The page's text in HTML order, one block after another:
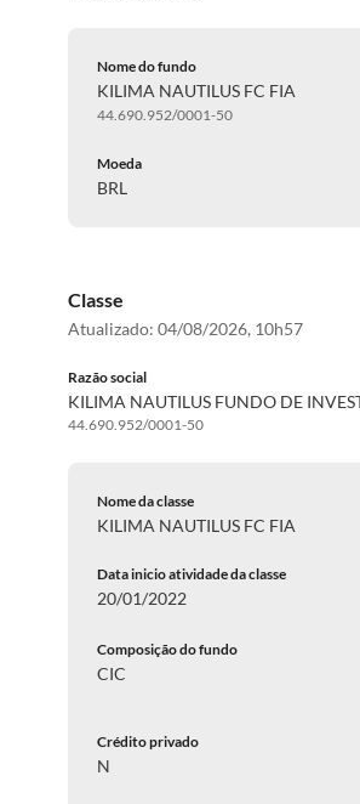
Nome do fundo
KILIMA NAUTILUS FC FIA
44.690.952/0001-50
Moeda
BRL
Classe
Atualizado: 04/08/2026, 10h57
Razão social
KILIMA NAUTILUS FUNDO DE
44.690.952/0001-50
Nome da classe
KILIMA NAUTILUS FC FIA
Data inicio atividade da classe
20/01/2022
Composição do fundo
CIC
Crédito privado
N